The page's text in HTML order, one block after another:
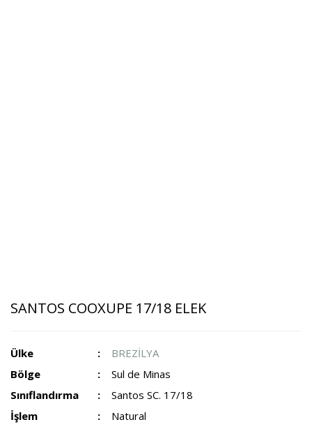
SANTOS COOXUPE 17/18 ELEK
Ülke
BREZİLYA
Bölge
Sul de Minas
Sınıflandırma
Santos SC. 17/18
İşlem
Natural